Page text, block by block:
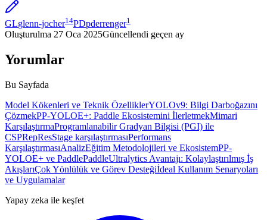
GLglenn-jocher14PDpderrenger1
Oluşturulma 27 Oca 2025Güncellendi geçen ay
Yorumlar
Bu Sayfada
Model Kökenleri ve Teknik ÖzelliklerYOLOv9: Bilgi Darboğazını
ÇözmekPP-YOLOE+: Paddle Ekosistemini İlerletmekMimari
KarşılaştırmaProgramlanabilir Gradyan Bilgisi (PGI) ile
CSPRepResStage karşılaştırmasıPerformans
KarşılaştırmasıAnalizEğitim Metodolojileri ve EkosistemPP-
YOLOE+ ve PaddlePaddleUltralytics Avantajı: Kolaylaştırılmış İş
AkışlarıÇok Yönlülük ve Görev Desteğiİdeal Kullanım Senaryoları
ve Uygulamalar
Yapay zeka ile keşfet